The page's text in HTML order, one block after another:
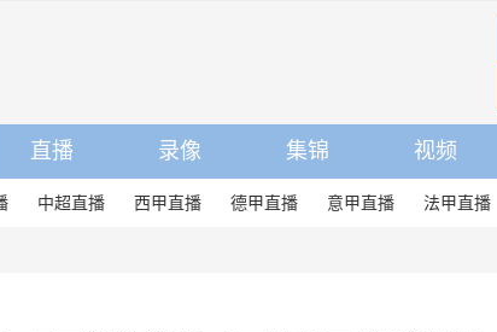
直播 录像 集锦 视频
中超直播 西甲直播 德甲直播 意甲直播 法甲直播